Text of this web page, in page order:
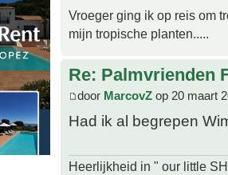
Vroeger ging ik op reis om
mijn tropische planten.....
Re: Palmvrienden
door MarcovZ op 20 maart
Had ik al begrepen
Heerlijkheid in " our little